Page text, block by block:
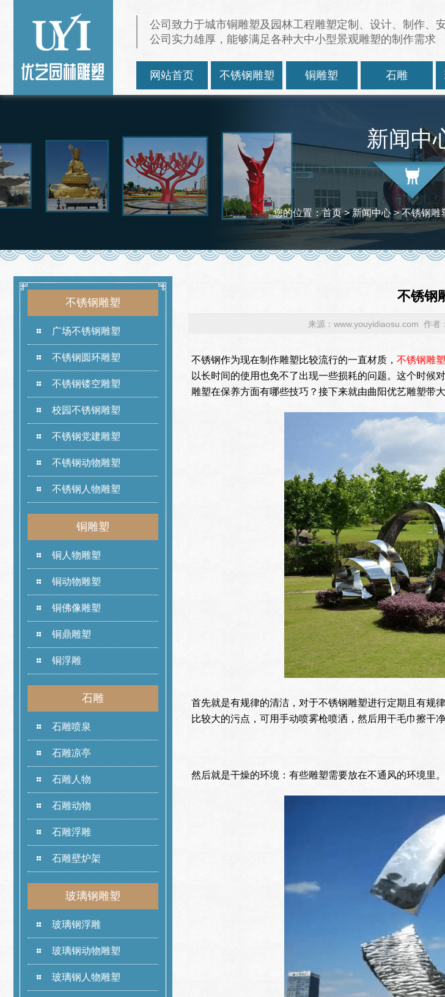
公司致力于城市铜雕塑及园林工程雕塑定制、设计、制作、
公司实力雄厚，能够满足各种大中小型景观雕塑的制作需求
网站首页 不锈钢雕塑 铜雕塑 石雕
新闻中
您的位置：首页>新闻中心> 不锈钢雕
不锈钢雕塑
广场不锈钢雕塑
不锈钢圆环雕塑
不锈钢镂空雕塑
校园不锈钢雕塑
不锈钢党建雕塑
不锈钢动物雕塑
不锈钢人物雕塑
铜雕塑
铜人物雕塑
铜动物雕塑
铜佛像雕塑
铜鼎雕塑
铜浮雕
石雕
石雕喷泉
石雕凉亭
石雕人物
石雕动物
石雕浮雕
石雕壁炉架
玻璃钢雕塑
玻璃钢浮雕
玻璃钢动物雕塑
玻璃钢人物雕塑
不锈钢
来源：www.youyidiaosu.com 作
不锈钢作为现在制作雕塑比较流行的一直材质， 不锈钢雕塑
以长时间的使用也免不了出现一些损耗的问题。这个时候
雕塑在保养方面有哪些技巧？接下来就由曲阳优艺雕塑带
首先就是有规律的清洁，对于不锈钢雕塑进行定期且有规
比较大的污点，可用手动喷雾枪喷洒，然后用干毛巾擦干
然后就是干燥的环境：有些雕塑需要放在不通风的环境里